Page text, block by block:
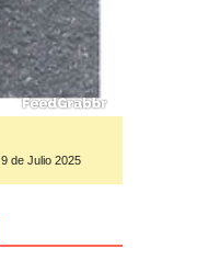
9 de Julio 2025